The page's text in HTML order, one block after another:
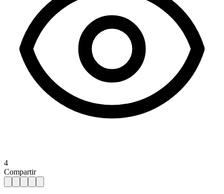
4
Compartir